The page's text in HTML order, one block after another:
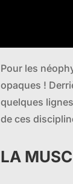
Pour les
opaques !
quelques
de ces
LA